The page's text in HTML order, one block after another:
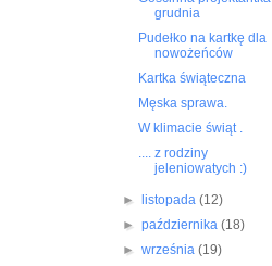
grudnia
Pudełko na kartkę dla
nowożeńców
Kartka świąteczna
Męska sprawa.
W klimacie świąt .
.... z rodziny
jeleniowatych :)
► listopada (12)
► października (18)
► września (19)